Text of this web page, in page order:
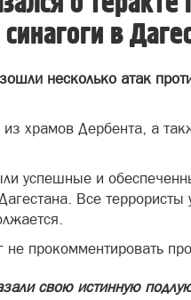
в
несколько атак
из храмов Дербента, а
успешные и
Все
прокомментировать
свою истинную